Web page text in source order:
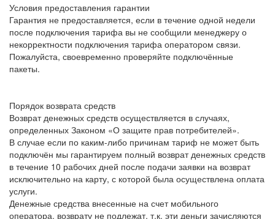
Условия предоставления гарантии
Гарантия не предоставляется, если в течение одной недели
после подключения тарифа вы не сообщили менеджеру о
некорректности подключения тарифа оператором связи.
Пожалуйста, своевременно проверяйте подключённые
пакеты.
Порядок возврата средств
Возврат денежных средств осуществляется в случаях,
определенных Законом «О защите прав потребителей».
В случае если по каким-либо причинам тариф не может быть
подключён мы гарантируем полный возврат денежных средств
в течение 10 рабочих дней после подачи заявки на возврат
исключительно на карту, с которой была осуществлена оплата
услуги.
Денежные средства внесенные на счет мобильного
оператора, возврату не подлежат, т.к. эти деньги зачисляются